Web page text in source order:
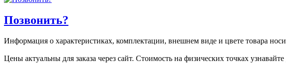
Позвонить?
Информация о характеристиках, комплектации, внешнем виде и цвете товара
Цены актуальны для заказа через сайт. Стоимость на физических точках